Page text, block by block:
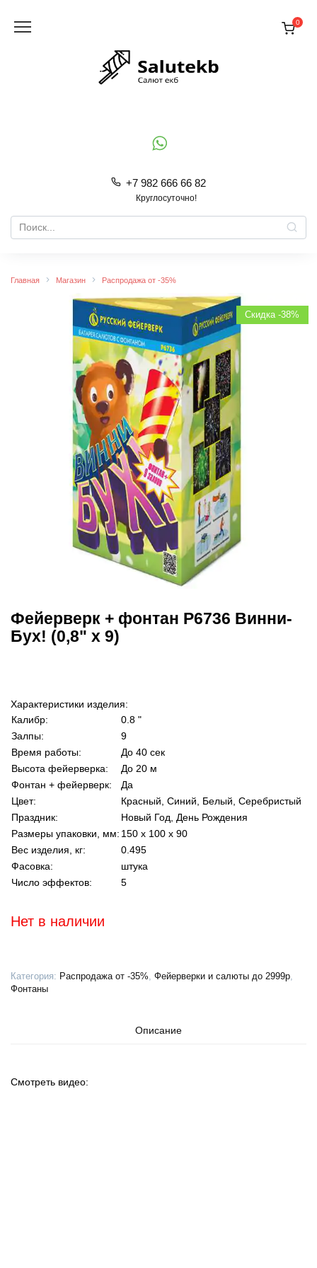
содержанию
+7 982 666 66 82
Круглосуточно!
Search
for:
0
Главная Магазин Распродажа от -35%
Скидка -38%
Фейерверк + фонтан Р6736 Винни-
Бух! (0,8" х 9)
Характеристики изделия:
Калибр:
0.8 "
Залпы:
9
Время работы:
До 40 сек
Высота фейерверка:
До 20 м
Фонтан + фейерверк:
Да
Цвет:
Красный, Синий, Белый, Серебристый
Праздник:
Новый Год, День Рождения
Размеры упаковки, мм: 150 х 100 х 90
Вес изделия, кг:
0.495
Фасовка:
штука
Число эффектов:
5
Нет в наличии
Категория: Распродажа от -35%, Фейерверки и салюты до 2999р,
Фонтаны
Описание
Смотреть видео: